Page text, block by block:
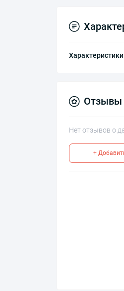
Характеристики
Отзывы
Нет отзывов о
+